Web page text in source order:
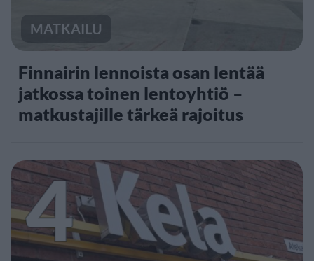
MATKAILU
Finnairin lennoista osan lentää
jatkossa toinen lentoyhtiö –
matkustajille tärkeä rajoitus
4